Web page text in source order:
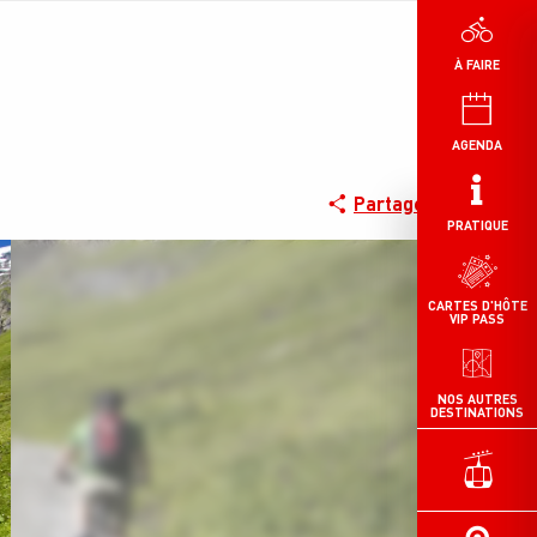
À FAIRE
AGENDA
PRATIQUE
NOS AUTRES
DESTINATIONS
CARTES D'HÔTE
VIP PASS
Partager